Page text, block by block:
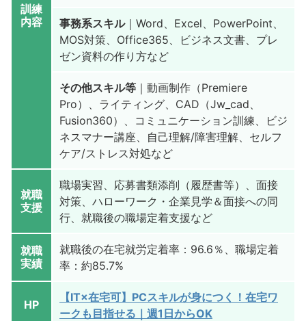
訓練
内容
事務系スキル｜Word、Excel、PowerPoint、
MOS対策、Office365、ビジネス文書、プレ
ゼン資料の作り方など
その他スキル等 ｜動画制作（Premiere
Pro）、ライティング、CAD（Jw_cad、
Fusion360）、コミュニケーション訓練、ビジ
ネスマナー講座、自己理解/障害理解、セルフ
ケア/ストレス対処など
就職
支援
職場実習、応募書類添削（履歴書等）、面接
対策、ハローワーク・企業見学＆面接への同
行、就職後の職場定着支援など
就職
実績
就職後の在宅就労定着率：96.6％、職場定着
率：約85.7%
HP
【IT×在宅可】PCスキルが身につく！在宅ワ
ークも目指せる｜週1日からOK